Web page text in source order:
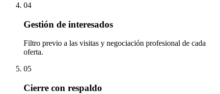
04
Gestión de interesados
Filtro previo a las visitas y negociación profesional de cada
oferta.
05
Cierre con respaldo